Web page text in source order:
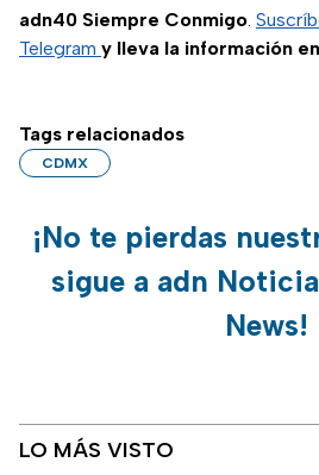
adn40 Siempre Conmigo.
Telegram y lleva la información
Tags relacionados
CDMX
¡No te pierdas
sigue a adn
News!
LO MÁS VISTO